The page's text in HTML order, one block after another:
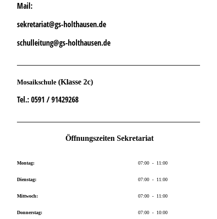
Mail:
sekretariat@gs-holthausen.de
schulleitung@gs-holthausen.de
Mosaikschule (Klasse 2c)
Tel.: 0591 / 91429268
Öffnungszeiten Sekretariat
Montag:
Dienstag:
Mittwoch:
Donnerstag:
07:00 - 11:00
07:00 - 11:00
07:00 - 11:00
07:00 - 10:00